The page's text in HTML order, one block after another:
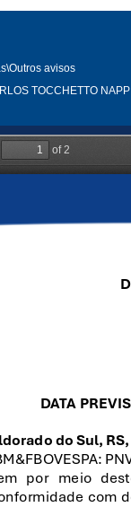
avisos
TOCCHETTO